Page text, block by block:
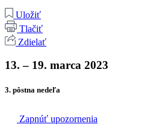
Uložiť
Tlačiť
Zdielať
13. – 19. marca 2023
3. pôstna nedeľa
Zapnúť upozornenia